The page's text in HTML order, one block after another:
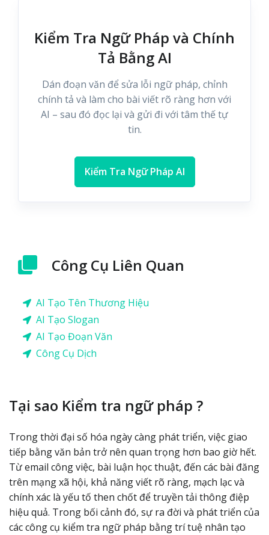
Kiểm Tra Ngữ Pháp và Chính
Tả Bằng AI
Dán đoạn văn để sửa lỗi ngữ pháp, chỉnh
chính tả và làm cho bài viết rõ ràng hơn với
AI – sau đó đọc lại và gửi đi với tâm thế tự
tin.
Kiểm Tra Ngữ Pháp AI
Công Cụ Liên Quan
AI Tạo Tên Thương Hiệu
AI Tạo Slogan
AI Tạo Đoạn Văn
Công Cụ Dịch
Tại sao Kiểm tra ngữ pháp ?
Trong thời đại số hóa ngày càng phát triển, việc giao
tiếp bằng văn bản trở nên quan trọng hơn bao giờ hết.
Từ email công việc, bài luận học thuật, đến các bài đăng
trên mạng xã hội, khả năng viết rõ ràng, mạch lạc và
chính xác là yếu tố then chốt để truyền tải thông điệp
hiệu quả. Trong bối cảnh đó, sự ra đời và phát triển của
các công cụ kiểm tra ngữ pháp bằng trí tuệ nhân tạo